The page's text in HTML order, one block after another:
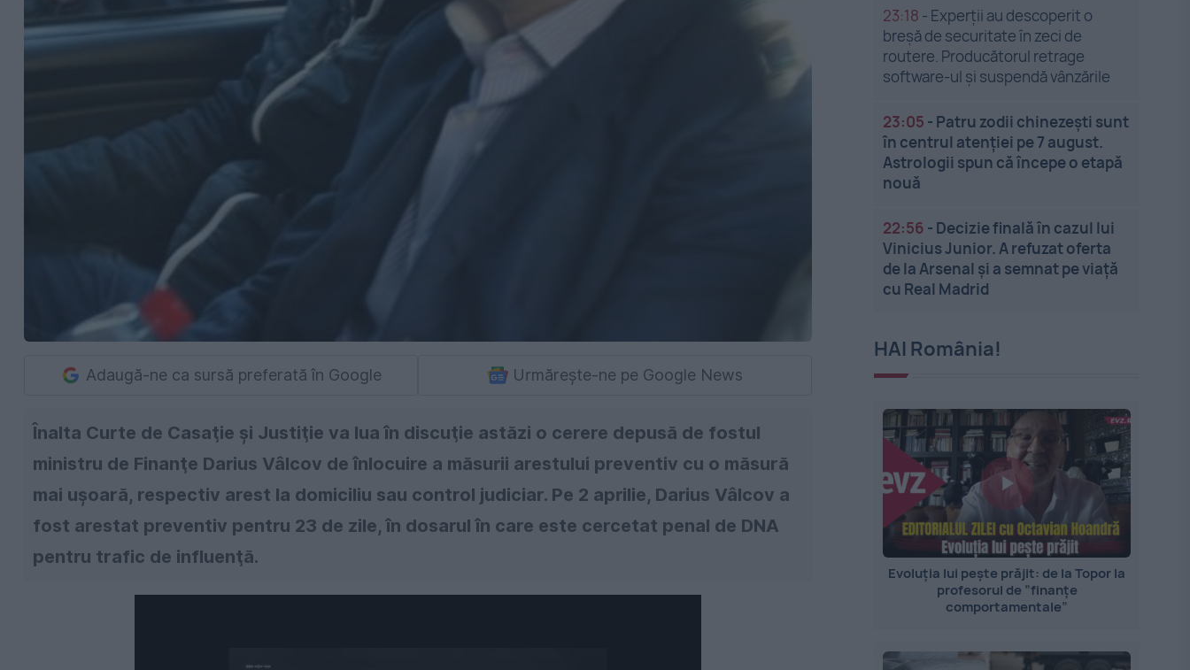
Adaugă-ne ca sursă preferată în Google Urmărește-ne pe Google News
Înalta Curte de Casaţie şi Justiţie va lua în discuţie astăzi o cerere depusă de fostul
ministru de Finanţe Darius Vâlcov de înlocuire a măsurii arestului preventiv cu o măsură
mai uşoară, respectiv arest la domiciliu sau control judiciar. Pe 2 aprilie, Darius Vâlcov a
fost arestat preventiv pentru 23 de zile, în dosarul în care este cercetat penal de DNA
pentru trafic de influenţă.
23:18 - Experții au descoperit o
breșă de securitate în zeci de
routere. Producătorul retrage
software-ul și suspendă vânzările
23:05 - Patru zodii chinezești sunt
în centrul atenției pe 7 august.
Astrologii spun că începe o etapă
nouă
22:56 - Decizie finală în cazul lui
Vinicius Junior. A refuzat oferta
de la Arsenal și a semnat pe viață
cu Real Madrid
HAI România!
Evoluția lui pește prăjit: de la Topor la
profesorul de ”finanțe
comportamentale”